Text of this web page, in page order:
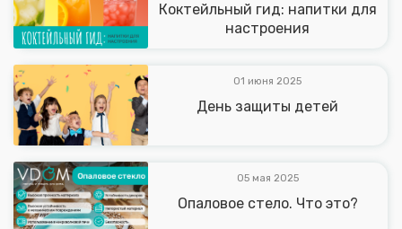
Коктейльный гид: напитки для
настроения
01 июня 2025
День защиты детей
05 мая 2025
Опаловое стело. Что это?